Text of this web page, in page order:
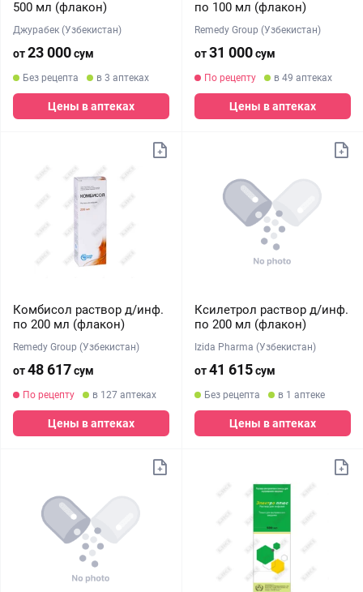
500 мл (флакон)
Джурабек (Узбекистан)
от23 000сум
Без рецепта в 3 аптеках
Цены в аптеках
по 100 мл (флакон)
Remedy Group (Узбекистан)
от31 000сум
По рецепту в 49 аптеках
Цены в аптеках
Комбисол раствор д/инф.
по 200 мл (флакон)
Remedy Group (Узбекистан)
от48 617сум
По рецепту в 127 аптеках
Цены в аптеках
Ксилетрол раствор д/инф.
по 200 мл (флакон)
Izida Pharma (Узбекистан)
от41 615сум
Без рецепта в 1 аптеке
Цены в аптеках